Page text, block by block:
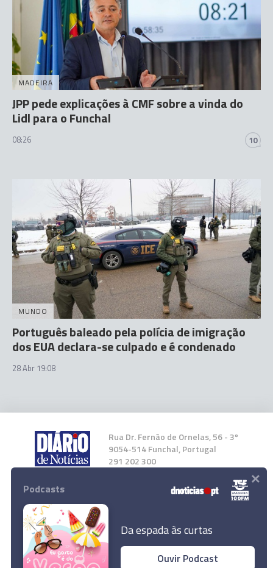
MADEIRA
JPP pede explicações à CMF sobre a vinda do
Lidl para o Funchal
08:26 10
MUNDO
Português baleado pela polícia de imigração
dos EUA declara-se culpado e é condenado
28 Abr 19:08
Rua Dr. Fernão de Ornelas, 56 - 3º
9054-514 Funchal, Portugal
291 202 300
Instale a nossa App
Podcasts
Da espada às curtas
Ouvir Podcast
×